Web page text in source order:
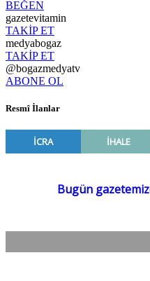
BEĞEN
gazetevitamin
TAKİP ET
medyabogaz
TAKİP ET
@bogazmedyatv
ABONE OL
Resmî İlanlar